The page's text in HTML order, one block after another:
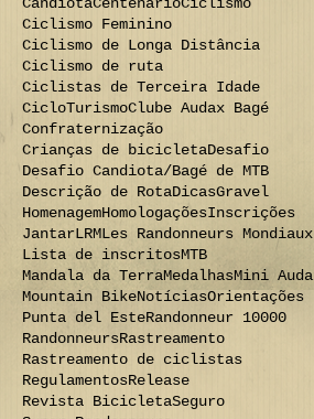
Briefing/Congresso Técnico
Calendário Camisa de Ciclismo
Candiota Centenário Ciclismo
Ciclismo Feminino
Ciclismo de Longa Distância
Ciclismo de ruta
Ciclistas de Terceira Idade
CicloTurismo Clube Audax Bagé
Confraternização
Crianças de bicicletaDesafio
Desafio Candiota/Bagé de MTB
Descrição de RotaDicasGravel
Homenagem Homologações
JantarLRMLes Randonneurs Mondiaux
Lista de inscritosMTB
Mandala da TerraMedalhas
Mini Audax
Mountain BikeNotíciasOrientações
Punta del EsteRandonneur 10000
RandonneursRastreamento
Rastreamento de ciclistas